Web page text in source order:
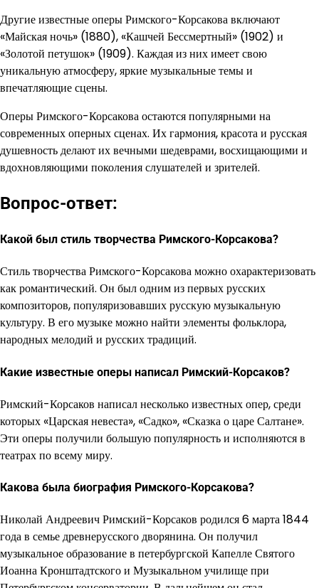
Другие известные оперы Римского-Корсакова включают
«Майская ночь» (1880), «Кашчей Бессмертный» (1902) и
«Золотой петушок» (1909). Каждая из них имеет свою
уникальную атмосферу, яркие музыкальные темы и
впечатляющие сцены.
Оперы Римского-Корсакова остаются популярными на
современных оперных сценах. Их гармония, красота и русская
душевность делают их вечными шедеврами, восхищающими и
вдохновляющими поколения слушателей и зрителей.
Вопрос-ответ:
Какой был стиль творчества Римского-Корсакова?
Стиль творчества Римского-Корсакова можно охарактеризовать
как романтический. Он был одним из первых русских
композиторов, популяризовавших русскую музыкальную
культуру. В его музыке можно найти элементы фольклора,
народных мелодий и русских традиций.
Какие известные оперы написал Римский-Корсаков?
Римский-Корсаков написал несколько известных опер, среди
которых «Царская невеста», «Садко», «Сказка о царе Салтане».
Эти оперы получили большую популярность и исполняются в
театрах по всему миру.
Какова была биография Римского-Корсакова?
Николай Андреевич Римский-Корсаков родился 6 марта 1844
года в семье древнерусского дворянина. Он получил
музыкальное образование в петербургской Капелле Святого
Иоанна Кронштадтского и Музыкальном училище при